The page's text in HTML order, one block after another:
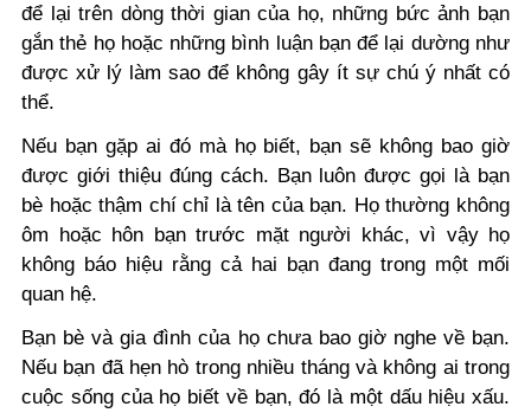
để lại trên dòng thời gian của họ, những bức ảnh bạn
gắn thẻ họ hoặc những bình luận bạn để lại dường như
được xử lý làm sao để không gây ít sự chú ý nhất có
thể.
Nếu bạn gặp ai đó mà họ biết, bạn sẽ không bao giờ
được giới thiệu đúng cách. Bạn luôn được gọi là bạn
bè hoặc thậm chí chỉ là tên của bạn. Họ thường không
ôm hoặc hôn bạn trước mặt người khác, vì vậy họ
không báo hiệu rằng cả hai bạn đang trong một mối
quan hệ.
Bạn bè và gia đình của họ chưa bao giờ nghe về bạn.
Nếu bạn đã hẹn hò trong nhiều tháng và không ai trong
cuộc sống của họ biết về bạn, đó là một dấu hiệu xấu.